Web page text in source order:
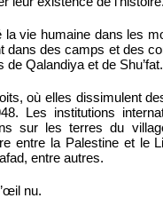
vie humaine dans les
dans des camps et des
Qalandiya et de Shu’fat.
où elles dissimulent
Les institutions
sur les terres du
entre la Palestine et le
entre autres.
nu.